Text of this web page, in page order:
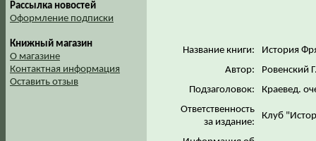
Рассылка новостей
Оформление подписки
Книжный магазин
О магазине
Контактная информация
Оставить отзыв
Название книги:
История
Автор:
Ровенский
Подзаголовок:
Краевед.
Ответственность
за издание:
Клуб